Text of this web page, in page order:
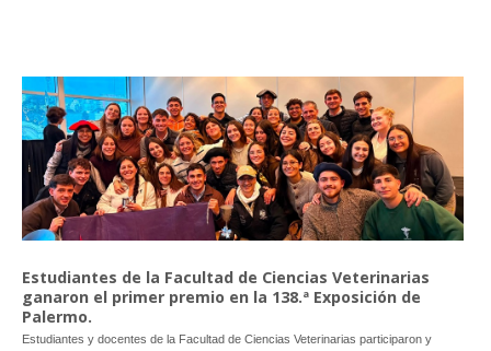
Estudiantes de la Facultad de Ciencias Veterinarias
ganaron el primer premio en la 138.ª Exposición de
Palermo.
Estudiantes y docentes de la Facultad de Ciencias Veterinarias participaron y